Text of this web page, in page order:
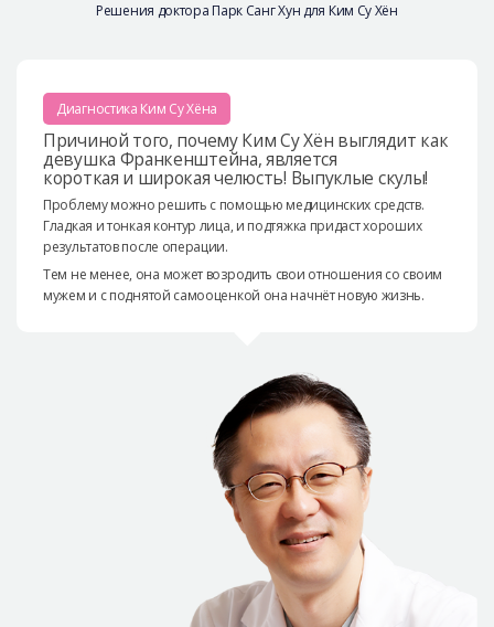
Решения доктора Парк Санг Хун для Ким Су Хён
Диагностика Ким Су Хёна
Причиной того, почему Ким Су Хён выглядит как
девушка Франкенштейна, является
короткая и широкая челюсть! Выпуклые скулы!
Проблему можно решить с помощью медицинских средств.
Гладкая и тонкая контур лица, и подтяжка придаст хороших
результатов после операции.
Тем не менее, она может возродить свои отношения со своим
мужем и с поднятой самооценкой она начнёт новую жизнь.